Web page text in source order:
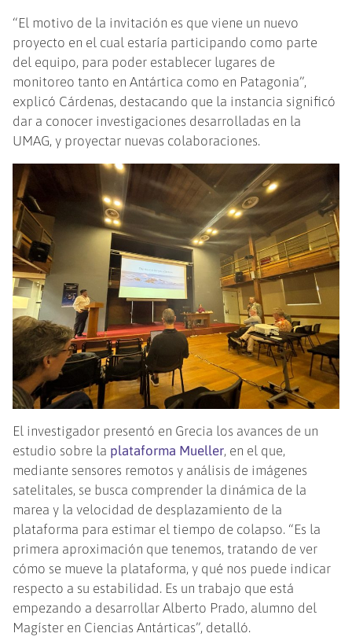
“El motivo de la invitación es que viene un nuevo
proyecto en el cual estaría participando como parte
del equipo, para poder establecer lugares de
monitoreo tanto en Antártica como en Patagonia”,
explicó Cárdenas, destacando que la instancia significó
dar a conocer investigaciones desarrolladas en la
UMAG, y proyectar nuevas colaboraciones.
El investigador presentó en Grecia los avances de un
estudio sobre la plataforma Mueller, en el que,
mediante sensores remotos y análisis de imágenes
satelitales, se busca comprender la dinámica de la
marea y la velocidad de desplazamiento de la
plataforma para estimar el tiempo de colapso. “Es la
primera aproximación que tenemos, tratando de ver
cómo se mueve la plataforma, y qué nos puede indicar
respecto a su estabilidad. Es un trabajo que está
empezando a desarrollar Alberto Prado, alumno del
Magíster en Ciencias Antárticas”, detalló.